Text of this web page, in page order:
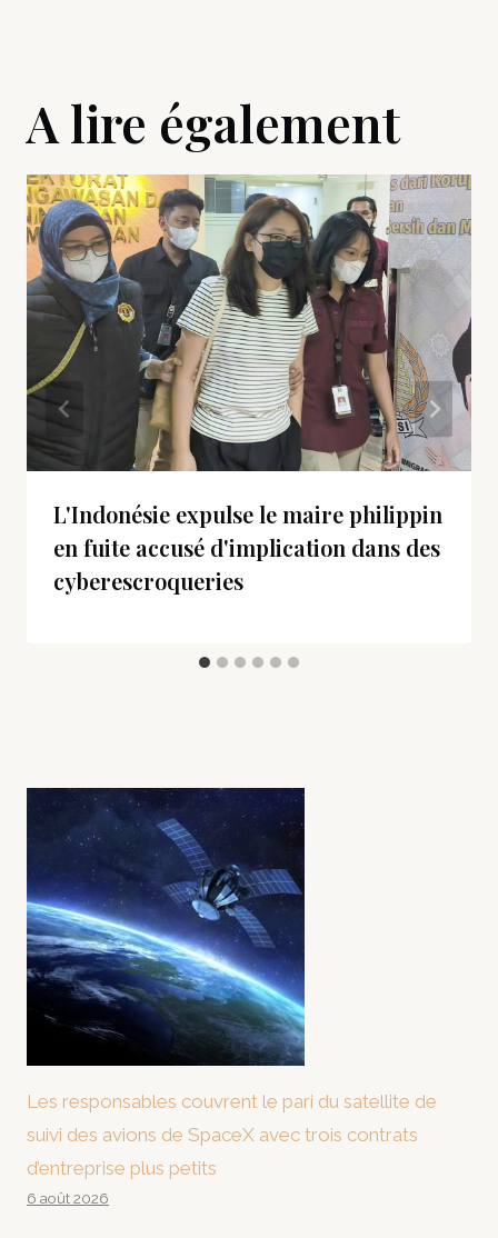
A lire également
L'Indonésie expulse le maire philippin
en fuite accusé d'implication dans des
cyberescroqueries
Les responsables couvrent le pari du satellite de
suivi des avions de SpaceX avec trois contrats
d’entreprise plus petits
6 août 2026